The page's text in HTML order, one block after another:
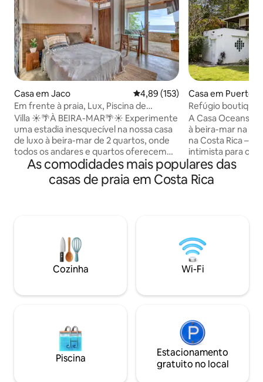
Casa em Jaco Classificação média de 4,89 em
4,89 (153)
Em frente à praia, Lux, Piscina de
coquetéis, Cozinha, Midtown2
Villa ☀️🌴À BEIRA-MAR🌴☀️ Experimente
uma estadia inesquecível na nossa casa
de luxo à beira-mar de 2 quartos, onde
todos os andares e quartos oferecem
vistas deslumbrantes para o mar. O
centro social do último andar tem uma
piscina de cocktails e uma varanda
estacionamento no local e serviço de
concierge gratuito. Localizada a uma
curta distância a pé do centro da cidade,
esta casa inteira combina privacidade e
Casa em Puerto
Refúgio boutique
selvagem e surf
A Casa
à beira-mar na
na Costa Rica –
intimista para
grupo. Acorde
jardins tropicais
curta caminhada
Forbes, a
hóspedes e a Wi-
completam uma
por uma
beleza natural.
As comodidades mais populares das
casas de praia em Costa Rica
Cozinha Wi-Fi
Piscina
Estacionamento
gratuito no local